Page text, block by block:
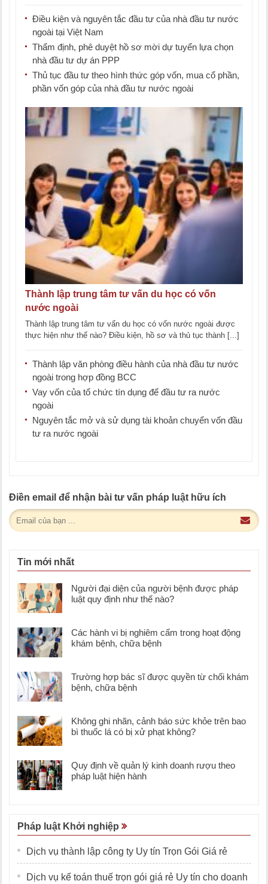
Điều kiện và nguyên tắc đầu tư của nhà đầu tư nước
ngoài tại Việt Nam
Thẩm định, phê duyệt hồ sơ mời dự tuyển lựa chọn
nhà đầu tư dự án PPP
Thủ tục đầu tư theo hình thức góp vốn, mua cổ phần,
phần vốn góp của nhà đầu tư nước ngoài
Thành lập trung tâm tư vấn du học có vốn
nước ngoài
Thành lập trung tâm tư vấn du học có vốn nước ngoài được
thực hiện như thế nào? Điều kiện, hồ sơ và thủ tục thành [...]
Thành lập văn phòng điều hành của nhà đầu tư nước
ngoài trong hợp đồng BCC
Vay vốn của tổ chức tín dụng để đầu tư ra nước
ngoài
Nguyên tắc mở và sử dụng tài khoản chuyển vốn đầu
tư ra nước ngoài
Điền email để nhận bài tư vấn pháp luật hữu ích
Tin mới nhất
Người đại diện của người bệnh được pháp
luật quy định như thế nào?
Các hành vi bị nghiêm cấm trong hoạt động
khám bệnh, chữa bệnh
Trường hợp bác sĩ được quyền từ chối khám
bệnh, chữa bệnh
Không ghi nhãn, cảnh báo sức khỏe trên bao
bì thuốc lá có bị xử phạt không?
Quy định về quản lý kinh doanh rượu theo
pháp luật hiện hành
Pháp luật Khởi nghiệp
Dịch vụ thành lập công ty Uy tín Trọn Gói Giá rẻ
Dịch vụ kế toán thuế trọn gói giá rẻ Uy tín cho doanh